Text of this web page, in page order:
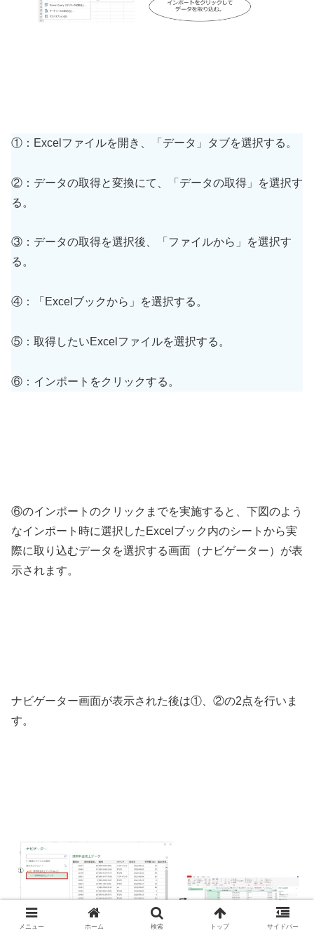
①：Excelファイルを開き、「データ」タブを選択する。
②：データの取得と変換にて、「データの取得」を選択す
る。
③：データの取得を選択後、「ファイルから」を選択す
る。
④：「Excelブックから」を選択する。
⑤：取得したいExcelファイルを選択する。
⑥：インポートをクリックする。
⑥のインポートのクリックまでを実施すると、下図のよう
なインポート時に選択したExcelブック内のシートから実
際に取り込むデータを選択する画面（ナビゲーター）が表
示されます。
ナビゲーター画面が表示された後は①、②の2点を行いま
す。
メニュー ホーム 検索 トップ サイドバー